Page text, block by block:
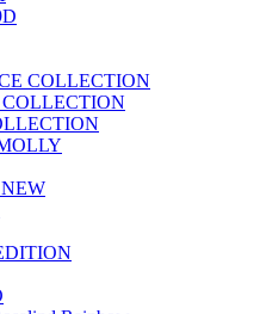
COLLECTION